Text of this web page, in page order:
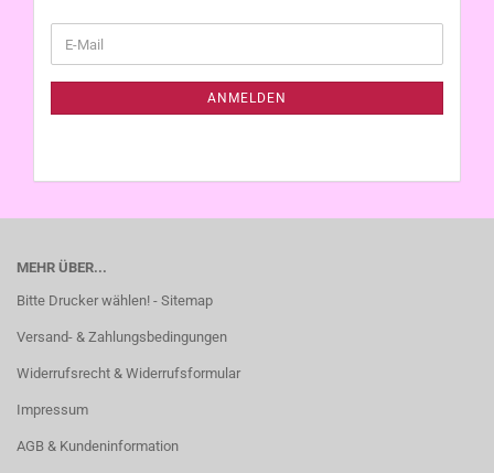
ZUR
E-
Mail
ANMELDEN
MEHR ÜBER...
Bitte Drucker wählen! - Sitemap
Versand- & Zahlungsbedingungen
Widerrufsrecht & Widerrufsformular
Impressum
AGB & Kundeninformation